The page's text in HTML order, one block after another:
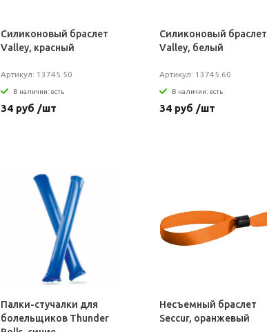
Силиконовый браслет
Valley, красный
Артикул: 13745.50
В наличии: есть
34 руб /шт
Силиконовый браслет
Valley, белый
Артикул: 13745.60
В наличии: есть
34 руб /шт
Палки-стучалки для
болельщиков Thunder
Несъемный браслет
Seccur, оранжевый